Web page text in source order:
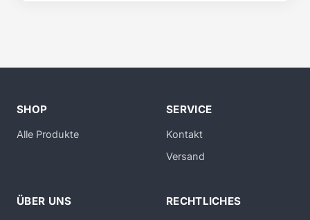
SHOP
Alle Produkte
SERVICE
Kontakt
Versand
ÜBER UNS RECHTLICHES